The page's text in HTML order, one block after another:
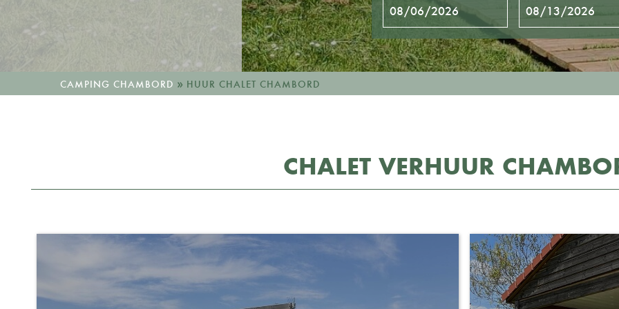
CAMPING CHAMBORD » HUUR CHALET CHAMBORD
CHALET VERHUUR